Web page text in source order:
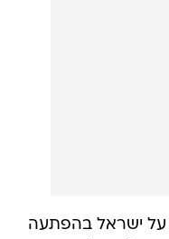
על ישראל בהפתעה